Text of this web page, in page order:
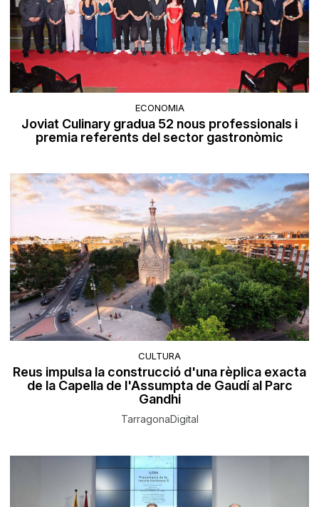
ECONOMIA
Joviat Culinary gradua 52 nous professionals i
premia referents del sector gastronòmic
CULTURA
Reus impulsa la construcció d'una rèplica exacta
de la Capella de l'Assumpta de Gaudí al Parc
Gandhi
TarragonaDigital